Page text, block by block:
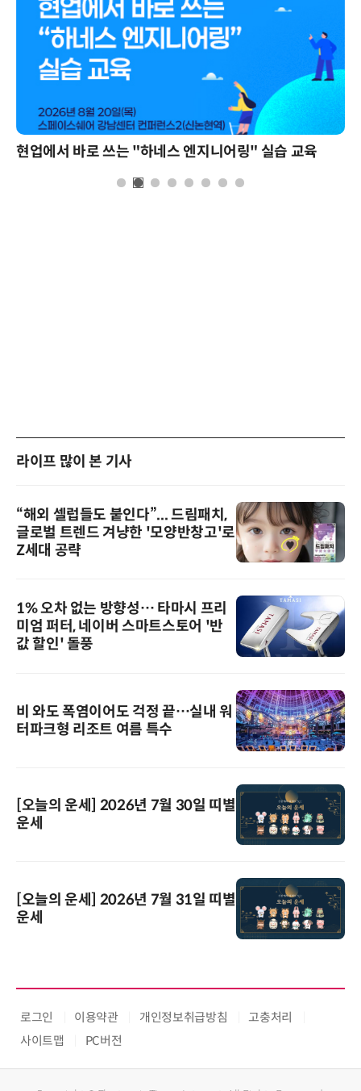
현업에서 바로 쓰는 "하네스 엔지니어링" 실습 교육
라이프 많이 본 기사
“해외 셀럽들도 붙인다”... 드림패치,
글로벌 트렌드 겨냥한 '모양반창고'로
Z세대 공략
1% 오차 없는 방향성… 타마시 프리
미엄 퍼터, 네이버 스마트스토어 '반
값 할인' 돌풍
비 와도 폭염이어도 걱정 끝…실내 워
터파크형 리조트 여름 특수
[오늘의 운세] 2026년 7월 30일 띠별
운세
[오늘의 운세] 2026년 7월 31일 띠별
운세
로그인 이용약관 개인정보취급방침
고충처리
사이트맵
PC버전